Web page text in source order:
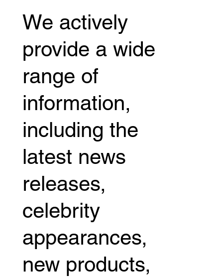
We actively
provide a wide
range of
information,
including the
latest news
releases,
celebrity
appearances,
new products,